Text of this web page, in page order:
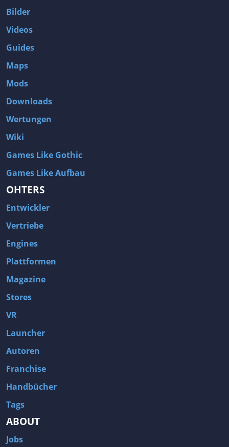
Bilder
Videos
Guides
Maps
Mods
Downloads
Wertungen
Wiki
Games Like Gothic
Games Like Aufbau
OHTERS
Entwickler
Vertriebe
Engines
Plattformen
Magazine
Stores
VR
Launcher
Autoren
Franchise
Handbücher
Tags
ABOUT
Jobs